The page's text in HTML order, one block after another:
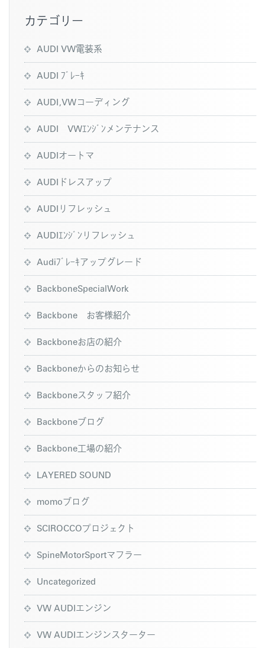
カテゴリー
AUDI VW電装系
AUDI ﾌﾞﾚｰｷ
AUDI,VWコーディング
AUDI VWｴﾝｼﾞﾝメンテナンス
AUDIオートマ
AUDIドレスアップ
AUDIリフレッシュ
AUDIｴﾝｼﾞﾝリフレッシュ
Audiﾌﾞﾚｰｷアップグレード
BackboneSpecialWork
Backbone お客様紹介
Backboneお店の紹介
Backboneからのお知らせ
Backboneスタッフ紹介
Backboneブログ
Backbone工場の紹介
LAYERED SOUND
momoブログ
SCIROCCOプロジェクト
SpineMotorSportマフラー
Uncategorized
VW AUDIエンジン
VW AUDIエンジンスターター